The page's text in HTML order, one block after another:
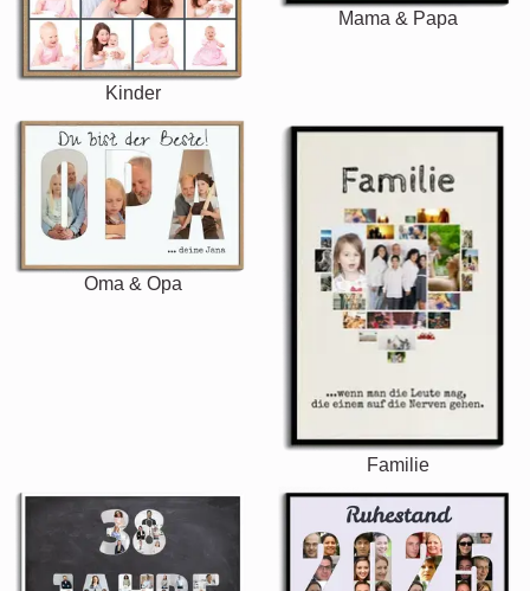
Kinder
Mama & Papa
Oma & Opa
Familie